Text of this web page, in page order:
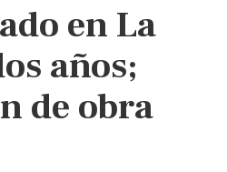
en La
años;
de obra